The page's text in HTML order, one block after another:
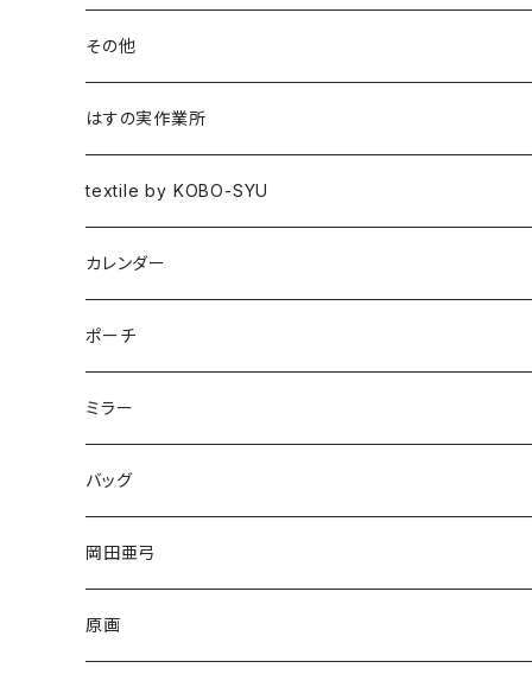
書籍
作品集
図録
その他
はすの実作業所
textile by KOBO-SYU
HISASHI IGARASHI
カレンダー
ポーチ
ミラー
バッグ
岡田亜弓
原画